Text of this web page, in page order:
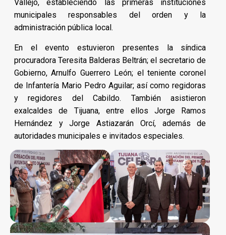
Vallejo, estableciendo las primeras instituciones
municipales responsables del orden y la
administración pública local.
En el evento estuvieron presentes la síndica
procuradora Teresita Balderas Beltrán; el secretario de
Gobierno, Arnulfo Guerrero León; el teniente coronel
de Infantería Mario Pedro Aguilar; así como regidoras
y regidores del Cabildo. También asistieron
exalcaldes de Tijuana, entre ellos Jorge Ramos
Hernández y Jorge Astiazarán Orcí, además de
autoridades municipales e invitados especiales.